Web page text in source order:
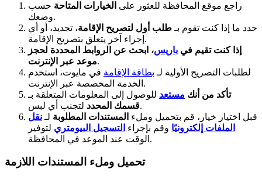
راجع موقع المحافظة للعثور على الخيارات المتاحة حسب
وضعك.
حدد ما إذا كنت تقوم بـ طلب أول لتصريح الإقامة، تجديد، أو أي
إجراء آخر يتعلق بتصريح الإقامة.
إذا كنت تقيم في باريس، ابحث عن الروابط المحددة لحجز
موعد عبر الإنترنت.
لطلبات التصريح الأولية لـ بطاقة الإقامة في مايوت، استخدم
الخدمة المخصصة عبر الإنترنت.
تأكد من أنك مستعد للوصول إلى المعلومات المتعلقة بـ
قسمك المحددلتجنب أي لبس.
قبل اختيار خيار، قم بتحميل وملء المستندات المطلوبة لـ نقل
الملفات إلكترونيًا وقم بإجراء التسجيل البيومتري لتوفير
الوقت عند الموعد في المحافظة.
تحميل وملء المستندات اللازمة